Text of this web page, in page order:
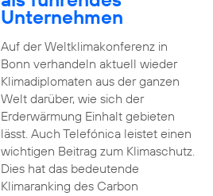
Unternehmen
Auf der Weltklimakonferenz in
Bonn verhandeln aktuell wieder
Klimadiplomaten aus der ganzen
Welt darüber, wie sich der
Erderwärmung Einhalt gebieten
lässt. Auch Telefónica leistet einen
wichtigen Beitrag zum Klimaschutz.
Dies hat das bedeutende
Klimaranking des Carbon